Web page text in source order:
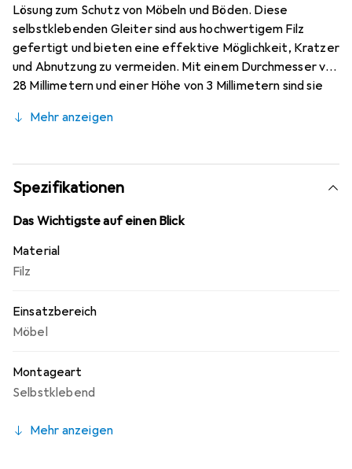
Lösung zum Schutz von Möbeln und Böden. Diese
selbstklebenden Gleiter sind aus hochwertigem Filz
gefertigt und bieten eine effektive Möglichkeit, Kratzer
und Abnutzung zu vermeiden. Mit einem Durchmesser von
28 Millimetern und einer Höhe von 3 Millimetern sind sie
Gleiter sind in einer praktischen Packung mit 15 Stück
langfristigen Schutz gewährleistet. Sie sind besonders
nützlich für Stühle, Tische und andere Möbel, die häufig
bewegt werden. Die Montage ist unkompliziert, da die
Gleiter einfach abgezogen und auf die gewünschten
Polen, bieten diese Gleiter eine zuverlässige Qualität und
Funktionalität.
Mehr anzeigen
Spezifikationen
Das Wichtigste auf einen Blick
Material
Filz
Einsatzbereich
Möbel
Montageart
Selbstklebend
Mehr anzeigen